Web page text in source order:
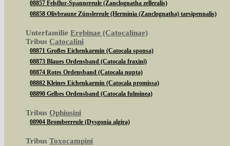
08857 Felsflur-Spannereule (Zanclognatha zelleralis)
08858 Olivbraune Zünslereule (Herminia (Zanclognatha) tarsipennalis)
Unterfamilie Erebinae (Catocalinae)
Tribus Catocalini
08871 Großes Eichenkarmin (Catocala sponsa)
08873 Blaues Ordensband (Catocala fraxini)
08874 Rotes Ordensband (Catocala nupta)
08882 Kleines Eichenkarmin (Catocala promissa)
08890 Gelbes Ordensband (Catocala fulminea)
Tribus Ophiusini
08904 Brombeereule (Dysgonia algira)
Tribus Toxocampini